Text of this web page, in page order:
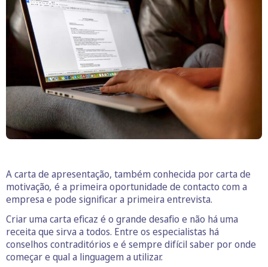
A carta de apresentação, também conhecida por carta de
motivação, é a primeira oportunidade de contacto com a
empresa e pode significar a primeira entrevista.
Criar uma carta eficaz é o grande desafio e não há uma
receita que sirva a todos. Entre os especialistas há
conselhos contraditórios e é sempre difícil saber por onde
começar e qual a linguagem a utilizar.